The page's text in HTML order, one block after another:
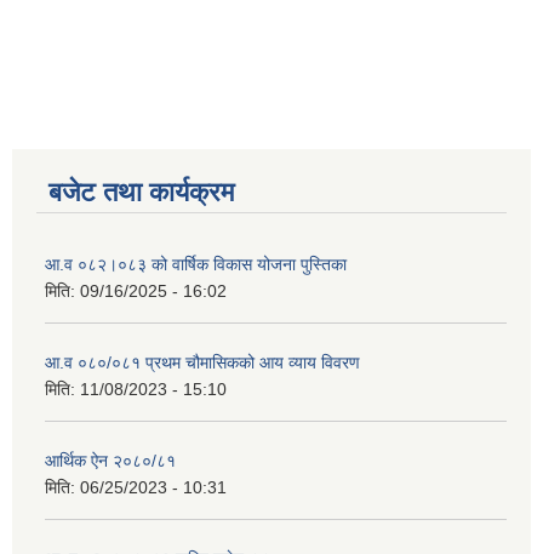
बजेट तथा कार्यक्रम
आ.व ०८२।०८३ को वार्षिक विकास योजना पुस्तिका
मिति: 09/16/2025 - 16:02
आ.व ०८०/०८१ प्रथम चौमासिकको आय व्याय विवरण
मिति: 11/08/2023 - 15:10
आर्थिक ऐन २०८०/८१
मिति: 06/25/2023 - 10:31